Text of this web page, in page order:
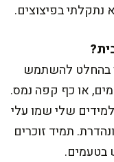
בפיצוצים.
בהחלט להשתמש
או כף קפה נמס.
שלי שמו עלי
תמיד זוכרים
בטעמים.